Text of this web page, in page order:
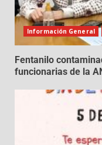
Información General
Fentanilo
funcionarias de la